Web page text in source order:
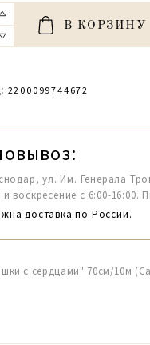
В КОРЗИНУ
2200099744672
ул. Им. Генерала
и воскресение с 6:00-16:00.
доставка по России.
с сердцами" 70см/10м